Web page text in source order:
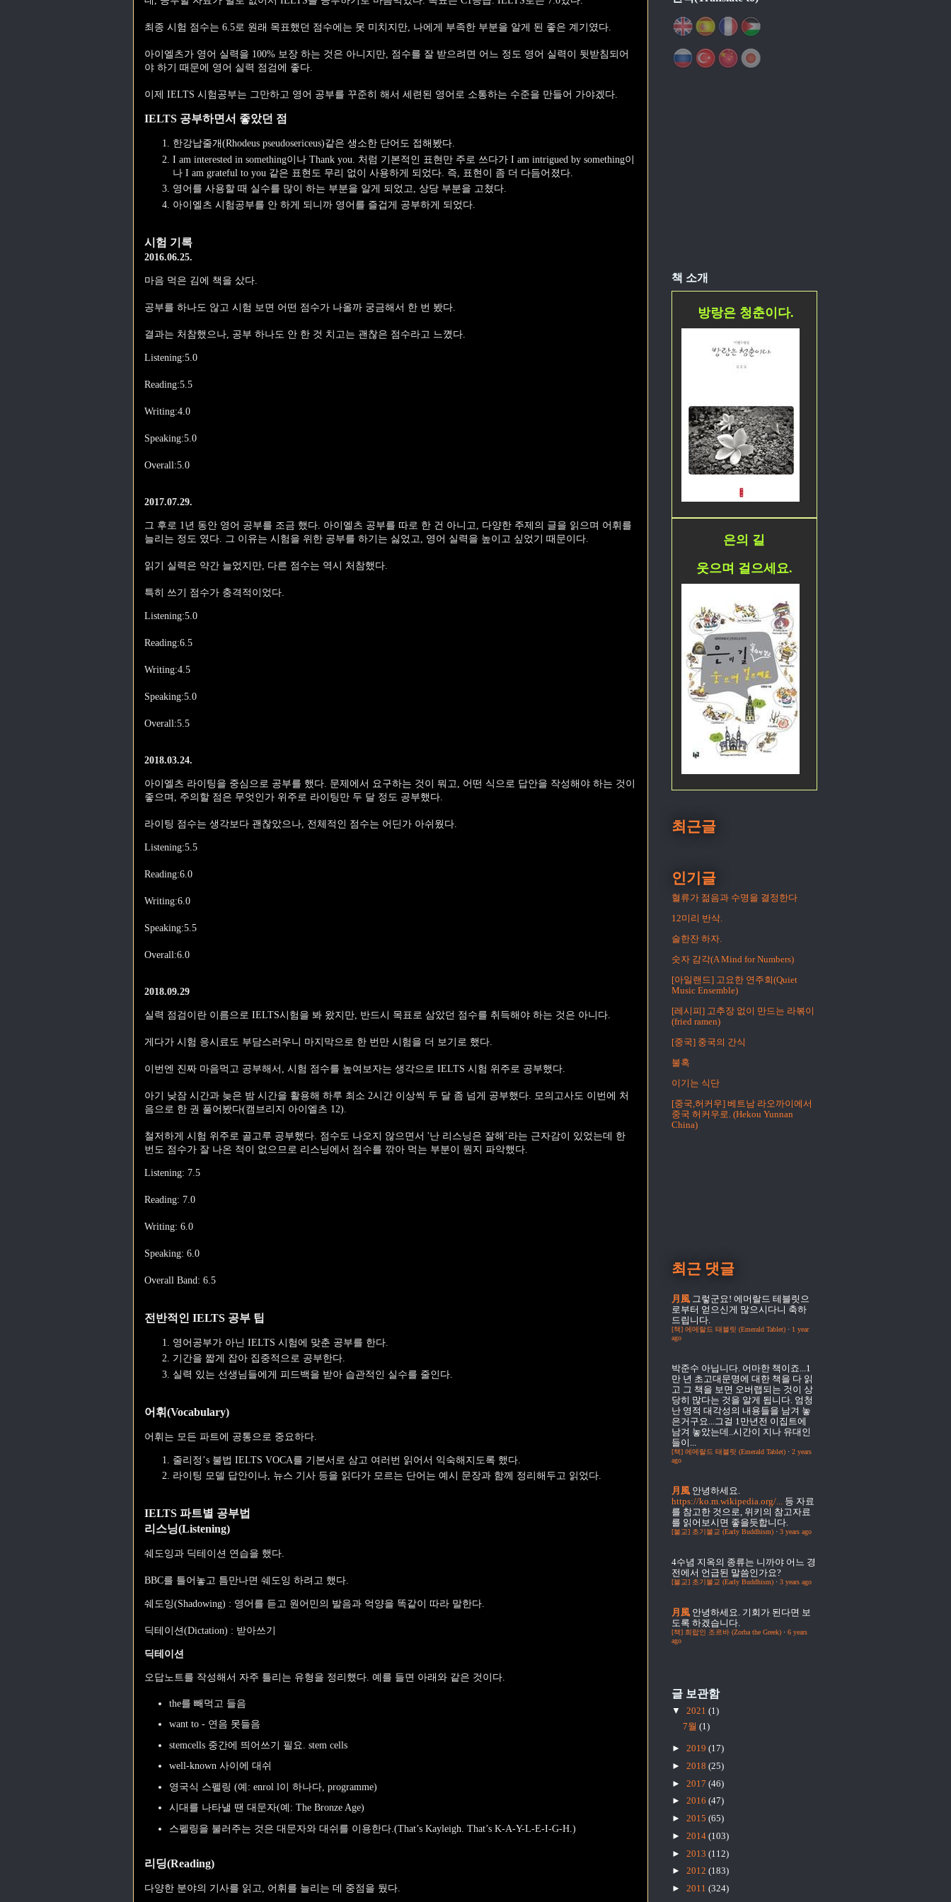
최종 시험 점수는 6.5로 원래 목표했던 점수에는 못 미치지만, 나에게 부족한 부분을 알게 된 좋은 계기였다.
아이엘츠가 영어 실력을 100% 보장 하는 것은 아니지만, 점수를 잘 받으려면 어느 정도 영어 실력이 뒷받침되어
야 하기 때문에 영어 실력 점검에 좋다.
이제 IELTS 시험공부는 그만하고 영어 공부를 꾸준히 해서 세련된 영어로 소통하는 수준을 만들어 가야겠다.
IELTS 공부하면서 좋았던 점
한강납줄개(Rhodeus pseudosericeus)같은 생소한 단어도 접해봤다.
I am interested in something이나 Thank you. 처럼 기본적인 표현만 주로 쓰다가 I am intrigued by something이
나 I am grateful to you 같은 표현도 무리 없이 사용하게 되었다. 즉, 표현이 좀 더 다듬어졌다.
영어를 사용할 때 실수를 많이 하는 부분을 알게 되었고, 상당 부분을 고쳤다.
아이엘츠 시험공부를 안 하게 되니까 영어를 즐겁게 공부하게 되었다.
시험 기록
2016.06.25.
마음 먹은 김에 책을 샀다.
공부를 하나도 않고 시험 보면 어떤 점수가 나올까 궁금해서 한 번 봤다.
결과는 처참했으나, 공부 하나도 안 한 것 치고는 괜찮은 점수라고 느꼈다.
Listening:5.0
Reading:5.5
Writing:4.0
Speaking:5.0
Overall:5.0
2017.07.29.
그 후로 1년 동안 영어 공부를 조금 했다. 아이엘츠 공부를 따로 한 건 아니고, 다양한 주제의 글을 읽으며 어휘를
늘리는 정도 였다. 그 이유는 시험을 위한 공부를 하기는 싫었고, 영어 실력을 높이고 싶었기 때문이다.
읽기 실력은 약간 늘었지만, 다른 점수는 역시 처참했다.
특히 쓰기 점수가 충격적이었다.
Listening:5.0
Reading:6.5
Writing:4.5
Speaking:5.0
Overall:5.5
2018.03.24.
아이엘츠 라이팅을 중심으로 공부를 했다. 문제에서 요구하는 것이 뭐고, 어떤 식으로 답안을 작성해야 하는 것이
좋으며, 주의할 점은 무엇인가 위주로 라이팅만 두 달 정도 공부했다.
라이팅 점수는 생각보다 괜찮았으나, 전체적인 점수는 어딘가 아쉬웠다.
Listening:5.5
Reading:6.0
Writing:6.0
Speaking:5.5
Overall:6.0
2018.09.29
실력 점검이란 이름으로 IELTS시험을 봐 왔지만, 반드시 목표로 삼았던 점수를 취득해야 하는 것은 아니다.
게다가 시험 응시료도 부담스러우니 마지막으로 한 번만 시험을 더 보기로 했다.
이번엔 진짜 마음먹고 공부해서, 시험 점수를 높여보자는 생각으로 IELTS 시험 위주로 공부했다.
아기 낮잠 시간과 늦은 밤 시간을 활용해 하루 최소 2시간 이상씩 두 달 좀 넘게 공부했다. 모의고사도 이번에 처
음으로 한 권 풀어봤다(캠브리지 아이엘츠 12).
철저하게 시험 위주로 골고루 공부했다. 점수도 나오지 않으면서 '난 리스닝은 잘해’라는 근자감이 있었는데 한
번도 점수가 잘 나온 적이 없으므로 리스닝에서 점수를 깎아 먹는 부분이 뭔지 파악했다.
Listening: 7.5
Reading: 7.0
Writing: 6.0
Speaking: 6.0
Overall Band: 6.5
전반적인 IELTS 공부 팁
영어공부가 아닌 IELTS 시험에 맞춘 공부를 한다.
기간을 짧게 잡아 집중적으로 공부한다.
실력 있는 선생님들에게 피드백을 받아 습관적인 실수를 줄인다.
어휘(Vocabulary)
어휘는 모든 파트에 공통으로 중요하다.
줄리정’s 불법 IELTS VOCA를 기본서로 삼고 여러번 읽어서 익숙해지도록 했다.
라이팅 모델 답안이나, 뉴스 기사 등을 읽다가 모르는 단어는 예시 문장과 함께 정리해두고 읽었다.
IELTS 파트별 공부법
리스닝(Listening)
쉐도잉과 딕테이션 연습을 했다.
BBC를 틀어놓고 틈만나면 쉐도잉 하려고 했다.
쉐도잉(Shadowing) : 영어를 듣고 원어민의 발음과 억양을 똑같이 따라 말한다.
딕테이션(Dictation) : 받아쓰기
딕테이션
오답노트를 작성해서 자주 틀리는 유형을 정리했다. 예를 들면 아래와 같은 것이다.
the를 빼먹고 들음
want to - 연음 못들음
stemcells 중간에 띄어쓰기 필요. stem cells
well-known 사이에 대쉬
영국식 스펠링 (예: enrol l이 하나다, programme)
시대를 나타낼 땐 대문자(예: The Bronze Age)
스펠링을 불러주는 것은 대문자와 대쉬를 이용한다.(That’s Kayleigh. That’s K-A-Y-L-E-I-G-H.)
리딩(Reading)
다양한 분야의 기사를 읽고, 어휘를 늘리는 데 중점을 뒀다.
책 소개
방랑은 청춘이다.
은의 길
웃으며 걸으세요.
최근글
인기글
혈류가 젊음과 수명을 결정한다
12미리 반삭.
술한잔 하자.
숫자 감각(A Mind for Numbers)
[아일랜드] 고요한 연주회(Quiet
Music Ensemble)
[레시피] 고추장 없이 만드는 라볶이
(fried ramen)
[중국] 중국의 간식
불혹
이기는 식단
[중국,허커우] 베트남 라오까이에서
중국 허커우로. (Hekou Yunnan
China)
최근 댓글
月風 그렇군요! 에머랄드 테블릿으
로부터 얻으신게 많으시다니 축하
드립니다.
[책] 에메랄드 태블릿 (Emerald Tablet) · 1 year
ago
박준수 아닙니다. 어마한 책이죠...1
만 년 초고대문명에 대한 책을 다 읽
고 그 책을 보면 오버랩되는 것이 상
당히 많다는 것을 알게 됩니다. 엄청
난 영적 대각성의 내용들을 남겨 놓
은거구요...그걸 1만년전 이집트에
남겨 놓았는데..시간이 지나 유대인
들이...
[책] 에메랄드 태블릿 (Emerald Tablet) · 2 years
ago
月風 안녕하세요.
https://ko.m.wikipedia.org/... 등 자료
를 참고한 것으로, 위키의 참고자료
를 읽어보시면 좋을듯합니다.
[불교] 초기불교 (Early Buddhism) · 3 years ago
4수념 지옥의 종류는 니까야 어느 경
전에서 언급된 말씀인가요?
[불교] 초기불교 (Early Buddhism) · 3 years ago
月風 안녕하세요. 기회가 된다면 보
도록 하겠습니다.
[책] 희랍인 조르바 (Zorba the Greek) · 6 years
ago
글 보관함
▼ 2021 (1)
7월 (1)
► 2019 (17)
► 2018 (25)
► 2017 (46)
► 2016 (47)
► 2015 (65)
► 2014 (103)
► 2013 (112)
► 2012 (183)
► 2011 (324)